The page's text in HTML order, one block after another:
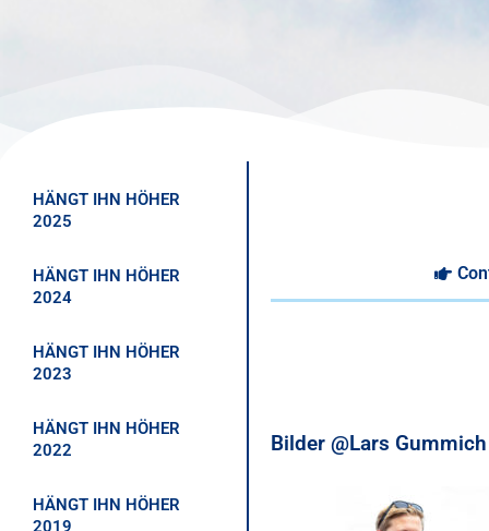
HÄNGT IHN HÖHER
2025
HÄNGT IHN HÖHER
2024
HÄNGT IHN HÖHER
2023
HÄNGT IHN HÖHER
2022
HÄNGT IHN HÖHER
2019
Bilder @Lars Gummich